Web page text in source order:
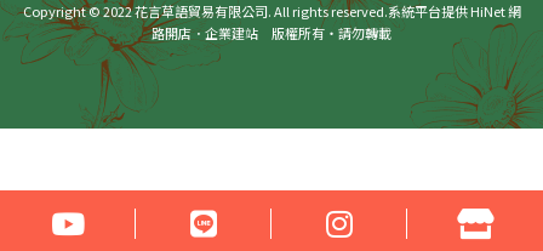
Copyright © 2022 花言草語貿易有限公司. All rights reserved.系統平台提供 HiNet 網
路開店．企業建站 版權所有‧請勿轉載